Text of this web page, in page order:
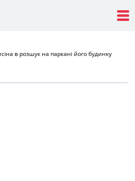
в розшук на паркані його будинку